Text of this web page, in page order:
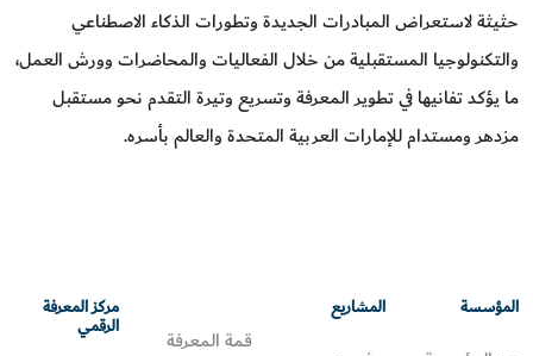
حثيثة لاستعراض المبادرات الجديدة وتطورات الذكاء الاصطناعي
والتكنولوجيا المستقبلية من خلال الفعاليات والمحاضرات وورش العمل،
ما يؤكد تفانيها في تطوير المعرفة وتسريع وتيرة التقدم نحو مستقبل
مزدهر ومستدام للإمارات العربية المتحدة والعالم بأسره.
المؤسسة المشاريع
قمة المعرفة
مركز المعرفة
الرقمي